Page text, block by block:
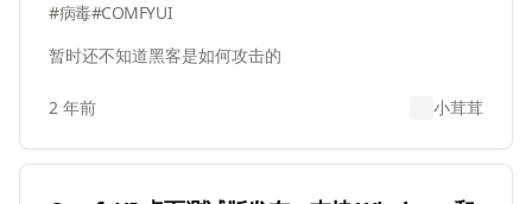
#病毒#COMFYUI
暂时还不知道黑客是如何攻击的
2 年前 小茸茸